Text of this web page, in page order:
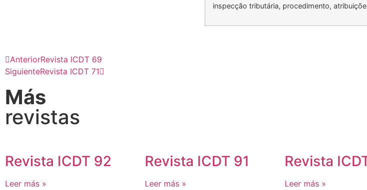
inspecção tributária, procedimento,
AnteriorRevista ICDT 69
SiguienteRevista ICDT 71
Más
revistas
Revista ICDT 92
Leer más »
Revista ICDT 91
Leer más »
Revista
Leer más »